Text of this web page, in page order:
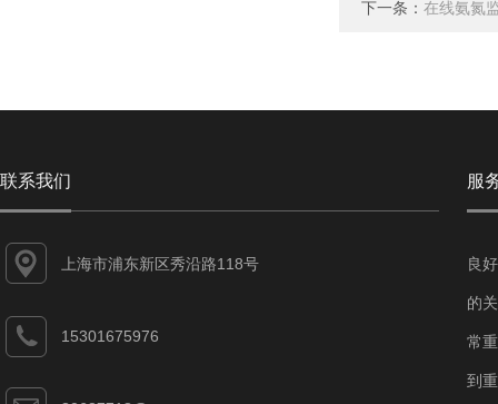
下一条： 在线氨氮
联系我们
上海市浦东新区秀沿路118号
15301675976
服
良
的
常
到